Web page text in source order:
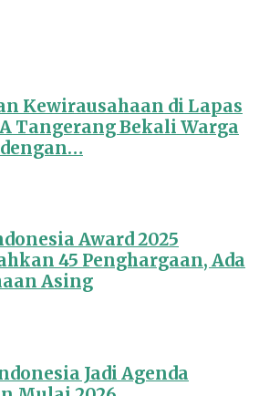
Kewirausahaan di Lapas
Tangerang Bekali Warga
Award 2025
45 Penghargaan, Ada
Asing
Jadi Agenda